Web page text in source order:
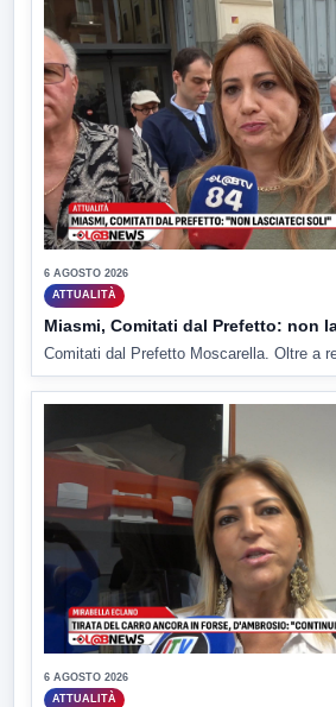
6 AGOSTO 2026
ATTUALITÀ
Miasmi, Comitati dal Prefetto: non
Comitati dal Prefetto Moscarella. Oltre a
6 AGOSTO 2026
ATTUALITÀ